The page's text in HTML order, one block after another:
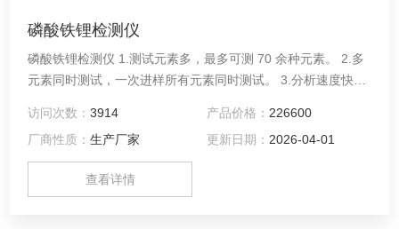
磷酸铁锂检测仪
磷酸铁锂检测仪 1.测试元素多，最多可测 70 余种元素。 2.多
元素同时测试，一次进样所有元素同时测试。 3.分析速度快，
检出限低，绝大多数元素可达 ppb 级。
访问次数：3914 产品价格： 226600
厂商性质：生产厂家 更新日期： 2026-04-01
查看详情